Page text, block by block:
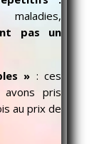
maladies,
pas un
» : ces
avons pris
au prix de